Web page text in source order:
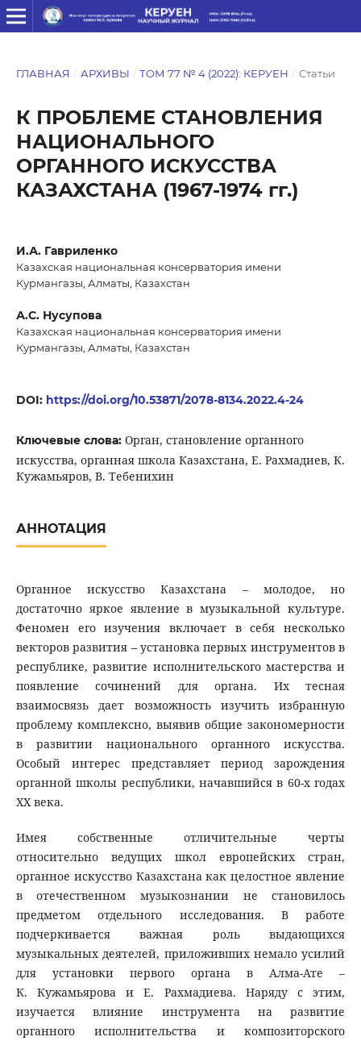
ГЛАВНАЯ / АРХИВЫ / ТОМ 77 № 4 (2022): КЕРУЕН / Статьи
К ПРОБЛЕМЕ СТАНОВЛЕНИЯ
НАЦИОНАЛЬНОГО
ОРГАННОГО ИСКУССТВА
КАЗАХСТАНА (1967-1974 гг.)
И.А. Гавриленко
Казахская национальная консерватория имени
Курмангазы, Алматы, Казахстан
А.С. Нусупова
Казахская национальная консерватория имени
Курмангазы, Алматы, Казахстан
DOI: https://doi.org/10.53871/2078-8134.2022.4-24
Ключевые слова: Орган, становление органного
искусства, органная школа Казахстана, Е. Рахмадиев, К.
Кужамьяров, В. Тебенихин
АННОТАЦИЯ
Органное искусство Казахстана – молодое, но
достаточно яркое явление в музыкальной культуре.
Феномен его изучения включает в себя несколько
векторов развития – установка первых инструментов в
республике, развитие исполнительского мастерства и
появление сочинений для органа. Их тесная
взаимосвязь дает возможность изучить избранную
проблему комплексно, выявив общие закономерности
в развитии национального органного искусства.
Особый интерес представляет период зарождения
органной школы республики, начавшийся в 60-х годах
XX века.
Имея собственные отличительные черты
относительно ведущих школ европейских стран,
органное искусство Казахстана как целостное явление
в отечественном музыкознании не становилось
предметом отдельного исследования. В работе
подчеркивается важная роль выдающихся
музыкальных деятелей, приложивших немало усилий
для установки первого органа в Алма-Ате –
К. Кужамьярова и Е. Рахмадиева. Наряду с этим,
изучается влияние инструмента на развитие
органного исполнительства и композиторского